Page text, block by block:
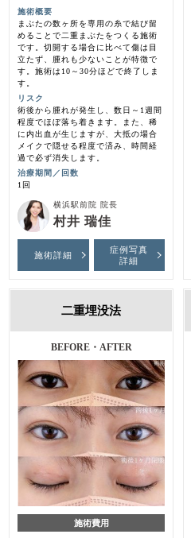
施術概要
まぶたの数ヶ所を専用の糸で結び留
めることで二重まぶたをつくる施術
です。切開する場合に比べて傷は目
立たず、腫れも少ないことが特徴で
す。施術は10～30分ほどで終了しま
す。
リスク
術後から腫れが発生し、数日～1週間
程度でほぼ落ち着きます。また、稀
に内出血が生じますが、大抵の場合
メイクで隠せる程度で済み、時間経
過で必ず消失します。
治療期間／回数
1回
横浜駅前院 院長
村井 瑞佳
施術詳細
症例写真
詳細
二重埋没法
BEFORE・AFTER
施術費用